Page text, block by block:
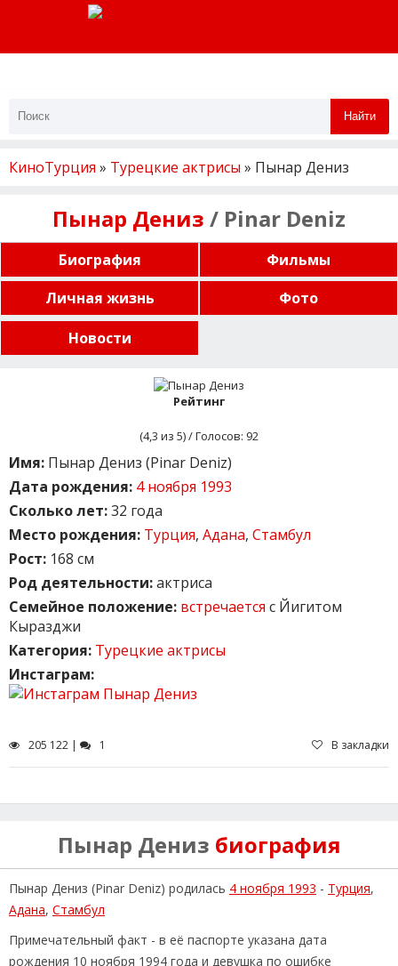
Найти
КиноТурция » Турецкие актрисы » Пынар Дениз
Пынар Дениз / Pinar Deniz
Биография
Фильмы
Личная жизнь
Фото
Новости
Рейтинг
(4,3 из 5) / Голосов: 92
Имя: Пынар Дениз (Pinar Deniz)
Дата рождения: 4 ноября 1993
Сколько лет:32 года
Место рождения: Турция, Адана, Стамбул
Рост: 168 см
Род деятельности:актриса
Семейное положение: встречается с Йигитом
Кыразджи
Категория: Турецкие актрисы
Инстаграм:
205 122 | 1 В закладки
Пынар Дениз биография
Пынар Дениз (Pinar Deniz) родилась 4 ноября 1993 - Турция,
Адана, Стамбул
Примечательный факт - в её паспорте указана дата
рождения 10 ноября 1994 года и девушка по ошибке